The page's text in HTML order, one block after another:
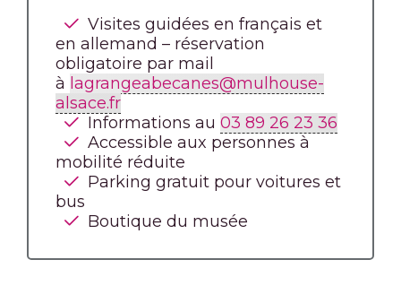
Visites guidées en français et
en allemand – réservation
obligatoire par mail
à lagrangeabecanes@mulhouse-
alsace.fr
Informations au 03 89 26 23 36
Accessible aux personnes à
mobilité réduite
Parking gratuit pour voitures et
bus
Boutique du musée